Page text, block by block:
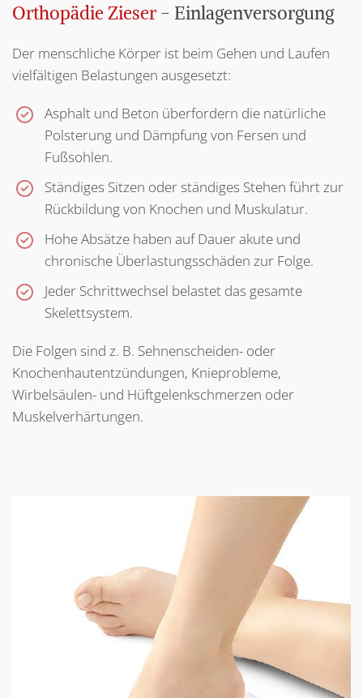
Orthopädie Zieser - Einlagenversorgung
Der menschliche Körper ist beim Gehen und Laufen
vielfältigen Belastungen ausgesetzt:
Asphalt und Beton überfordern die natürliche
Polsterung und Dämpfung von Fersen und
Fußsohlen.
Ständiges Sitzen oder ständiges Stehen führt zur
Rückbildung von Knochen und Muskulatur.
Hohe Absätze haben auf Dauer akute und
chronische Überlastungsschäden zur Folge.
Jeder Schrittwechsel belastet das gesamte
Skelettsystem.
Die Folgen sind z. B. Sehnenscheiden- oder
Knochenhautentzündungen, Knieprobleme,
Wirbelsäulen- und Hüftgelenkschmerzen oder
Muskelverhärtungen.